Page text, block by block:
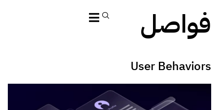
فواصل
User Behaviors